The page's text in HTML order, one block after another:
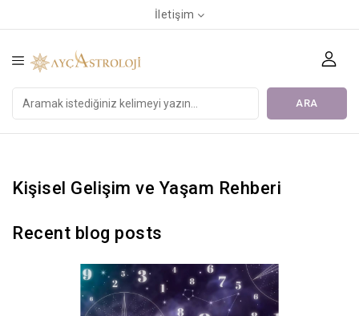
İletişim
ARA
Kişisel Gelişim ve Yaşam Rehberi
Recent blog posts